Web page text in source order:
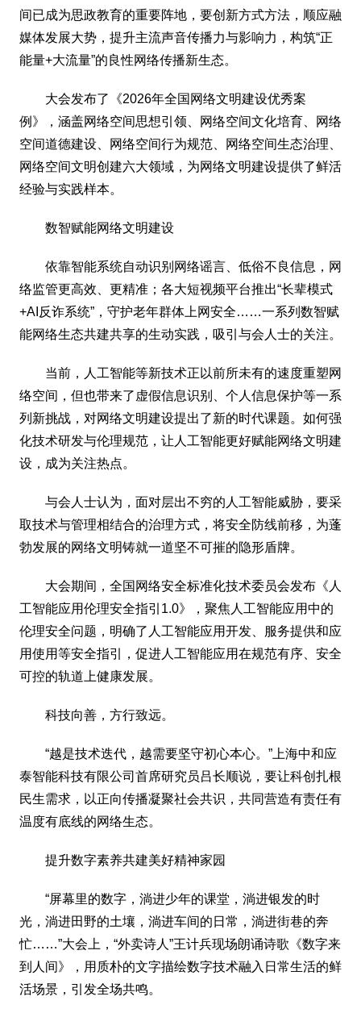
间已成为思政教育的重要阵地，要创新方式方法，顺应融
媒体发展大势，提升主流声音传播力与影响力，构筑“正
能量+大流量”的良性网络传播新生态。
大会发布了《2026年全国网络文明建设优秀案
例》，涵盖网络空间思想引领、网络空间文化培育、网络
空间道德建设、网络空间行为规范、网络空间生态治理、
网络空间文明创建六大领域，为网络文明建设提供了鲜活
经验与实践样本。
数智赋能网络文明建设
依靠智能系统自动识别网络谣言、低俗不良信息，网
络监管更高效、更精准；各大短视频平台推出“长辈模式
+AI反诈系统”，守护老年群体上网安全……一系列数智赋
能网络生态共建共享的生动实践，吸引与会人士的关注。
当前，人工智能等新技术正以前所未有的速度重塑网
络空间，但也带来了虚假信息识别、个人信息保护等一系
列新挑战，对网络文明建设提出了新的时代课题。如何强
化技术研发与伦理规范，让人工智能更好赋能网络文明建
设，成为关注热点。
与会人士认为，面对层出不穷的人工智能威胁，要采
取技术与管理相结合的治理方式，将安全防线前移，为蓬
勃发展的网络文明铸就一道坚不可摧的隐形盾牌。
大会期间，全国网络安全标准化技术委员会发布《人
工智能应用伦理安全指引1.0》，聚焦人工智能应用中的
伦理安全问题，明确了人工智能应用开发、服务提供和应
用使用等安全指引，促进人工智能应用在规范有序、安全
可控的轨道上健康发展。
科技向善，方行致远。
“越是技术迭代，越需要坚守初心本心。”上海中和应
泰智能科技有限公司首席研究员吕长顺说，要让科创扎根
民生需求，以正向传播凝聚社会共识，共同营造有责任有
温度有底线的网络生态。
提升数字素养共建美好精神家园
“屏幕里的数字，淌进少年的课堂，淌进银发的时
光，淌进田野的土壤，淌进车间的日常，淌进街巷的奔
忙……”大会上，“外卖诗人”王计兵现场朗诵诗歌《数字来
到人间》，用质朴的文字描绘数字技术融入日常生活的鲜
活场景，引发全场共鸣。